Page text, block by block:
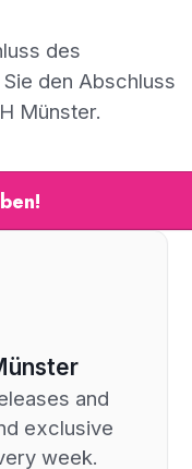
des
den Abschluss
Münster.
and
exclusive
week.